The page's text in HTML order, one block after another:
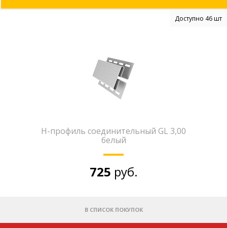
Доступно 46 шт
H-профиль соединительный GL 3,00
белый
725 руб.
В СПИСОК ПОКУПОК